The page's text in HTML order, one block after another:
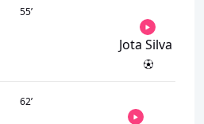
55’
Jota Silva
62’